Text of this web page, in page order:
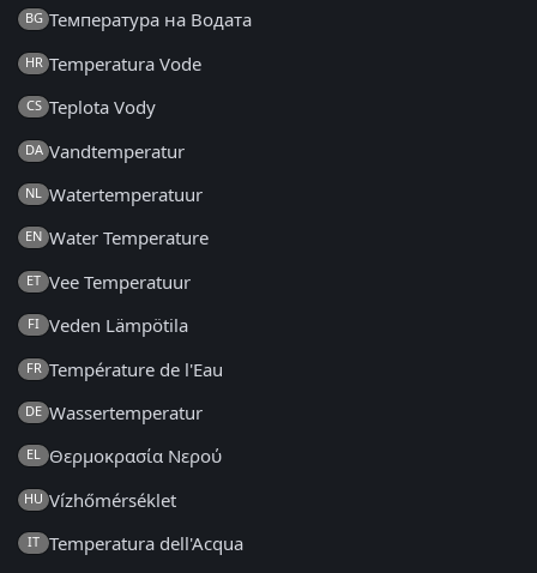
BG Температура на Водата
HR Temperatura Vode
CS Teplota Vody
DA Vandtemperatur
NL Watertemperatuur
EN Water Temperature
ET Vee Temperatuur
FI Veden Lämpötila
FR Température de l'Eau
DE Wassertemperatur
EL Θερμοκρασία Νερού
HU Vízhőmérséklet
IT Temperatura dell'Acqua